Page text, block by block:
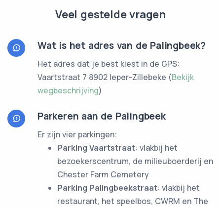
Veel gestelde vragen
Wat is het adres van de Palingbeek?
Het adres dat je best kiest in de GPS:
Vaartstraat 7 8902 Ieper-Zillebeke (Bekijk
wegbeschrijving)
Parkeren aan de Palingbeek
Er zijn vier parkingen:
Parking Vaartstraat: vlakbij het
bezoekerscentrum, de milieuboerderij en
Chester Farm Cemetery
Parking Palingbeekstraat: vlakbij het
restaurant, het speelbos, CWRM en The